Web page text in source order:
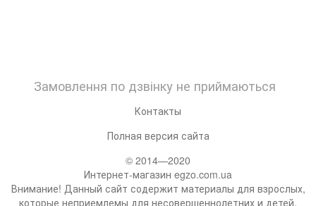
Замовлення по дзвінку не приймаються
Контакты
Полная версия сайта
© 2014—2020
Интернет-магазин egzo.com.ua
Внимание! Данный сайт содержит материалы для взрослых,
которые неприемлемы для несовершеннолетних и детей.